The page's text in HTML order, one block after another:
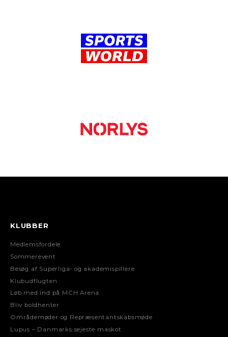
KLUBBER
Medlemsfordele
Sommerevent
Besøg af Superliga- og akademispillere
Klubudflugten
Løb med ind på MCH Arena
Bliv boldhenter
Områdemøder og Repræsentantskabsmøde
Lupus – Danmarks sejeste maskot